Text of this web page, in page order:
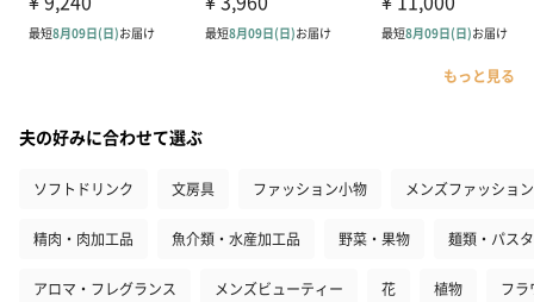
もっと見る
夫の好みに合わせて選ぶ
ソフトドリンク 文房具 ファッション小物 メンズファッション
精肉・肉加工品 魚介類・水産加工品 野菜・果物 麺類・パスタ
アロマ・フレグランス メンズビューティー 花 植物 フラ